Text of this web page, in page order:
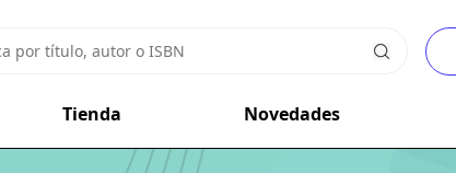
Tienda Novedades